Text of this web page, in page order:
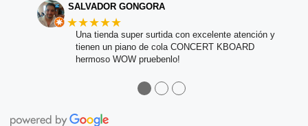
SALVADOR GONGORA
★★★★★
Una tienda super surtida con excelente atención y
tienen un piano de cola CONCERT KBOARD
hermoso WOW pruebenlo!
●●●